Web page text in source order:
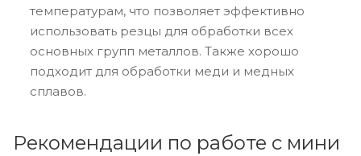
температурам, что позволяет эффективно
использовать резцы для обработки всех
основных групп металлов. Также хорошо
подходит для обработки меди и медных
сплавов.
Рекомендации по работе с мини